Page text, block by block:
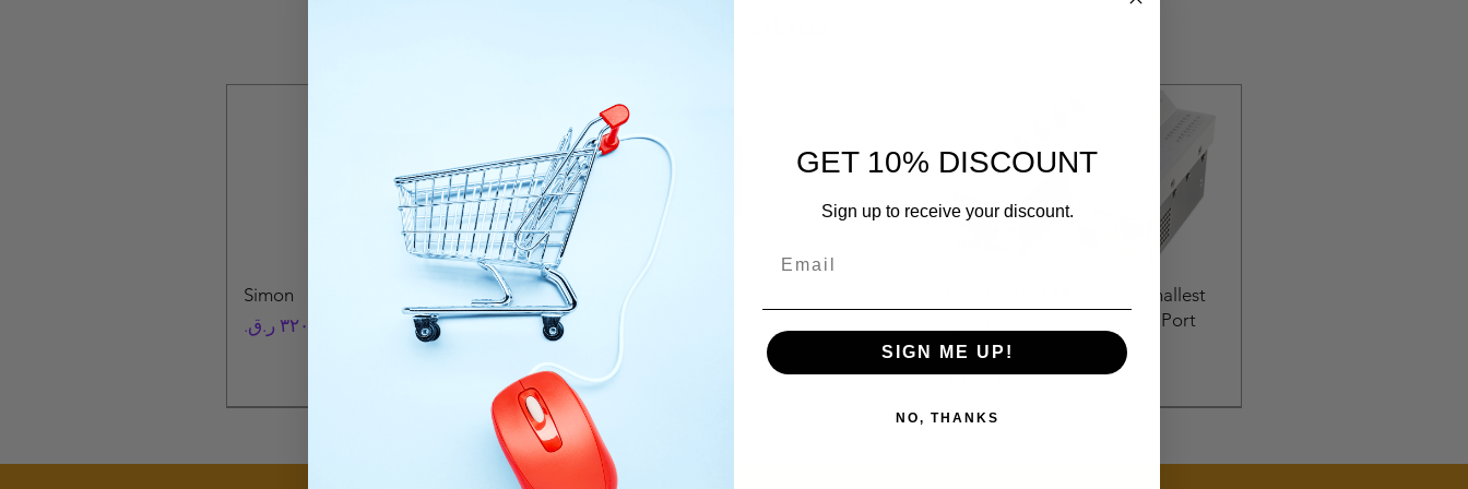
MS440307PM Microsens Smallest
Gigabit Ethernet switch! · 6-Port
non-bloc
السعر‏٣٬٢٥٠٫٠٠ ر.ق.‏
Simon
Simon
السعر
GET 10% DISCOUNT
Sign up to receive your discount.
SIGN ME UP!
NO, THANKS